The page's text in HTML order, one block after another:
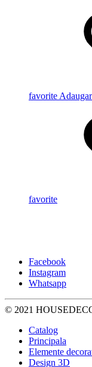
favorite
favorite
Facebook
Instagram
Whatsapp
© 2021
Catalog
Principala
Elemente
Design 3D